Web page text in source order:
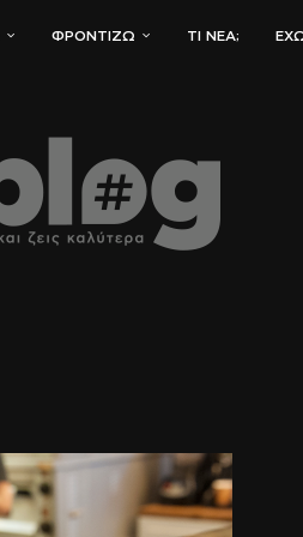
ΦΡΟΝΤΊΖΩ ΤΙ ΝΈΑ;